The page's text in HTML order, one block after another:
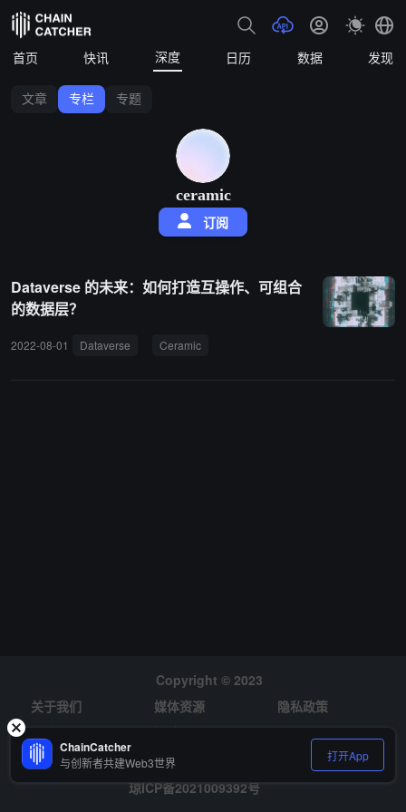
首页 快讯 深度 日历 数据 发现
文章 专栏 专题
ceramic
订阅
Dataverse 的未来：如何打造互操作、可组合
的数据层？
2022-08-01 Dataverse Ceramic
Copyright © 2023
关于我们
媒体资源
隐私政策
风险提示
招聘
琼ICP备2021009392号
ChainCatcher
与创新者共建Web3世界 打开App